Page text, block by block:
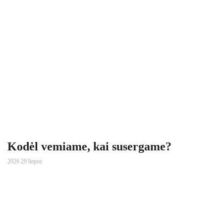
Kodėl vemiame, kai susergame?
2026 29 liepos